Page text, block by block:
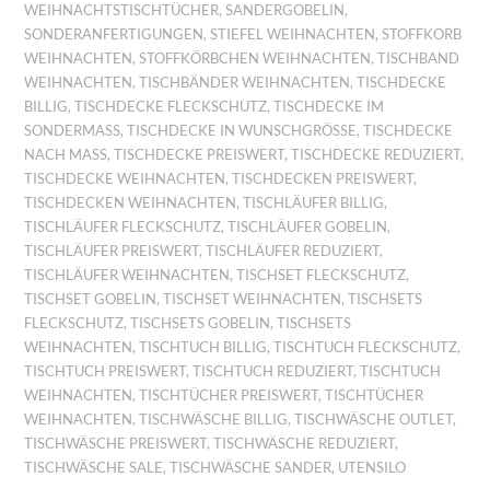
WEIHNACHTSTISCHTÜCHER,SANDERGOBELIN,
SONDERANFERTIGUNGEN,STIEFEL WEIHNACHTEN,STOFFKORB
WEIHNACHTEN,STOFFKÖRBCHEN WEIHNACHTEN,TISCHBAND
WEIHNACHTEN,TISCHBÄNDER WEIHNACHTEN,TISCHDECKE
BILLIG,TISCHDECKE FLECKSCHUTZ,TISCHDECKE IM
SONDERMASS ,TISCHDECKE IN WUNSCHGRÖSSE ,TISCHDECKE
NACH MASS ,TISCHDECKE PREISWERT,TISCHDECKE REDUZIERT,
TISCHDECKE WEIHNACHTEN,TISCHDECKEN PREISWERT,
TISCHDECKEN WEIHNACHTEN,TISCHLÄUFER BILLIG,
TISCHLÄUFER FLECKSCHUTZ,TISCHLÄUFER GOBELIN,
TISCHLÄUFER PREISWERT,TISCHLÄUFER REDUZIERT,
TISCHLÄUFER WEIHNACHTEN,TISCHSET FLECKSCHUTZ,
TISCHSET GOBELIN,TISCHSET WEIHNACHTEN,TISCHSETS
FLECKSCHUTZ,TISCHSETS GOBELIN,TISCHSETS
WEIHNACHTEN,TISCHTUCH BILLIG,TISCHTUCH FLECKSCHUTZ,
TISCHTUCH PREISWERT,TISCHTUCH REDUZIERT,TISCHTUCH
WEIHNACHTEN,TISCHTÜCHER PREISWERT,TISCHTÜCHER
WEIHNACHTEN,TISCHWÄSCHE BILLIG,TISCHWÄSCHE OUTLET,
TISCHWÄSCHE PREISWERT,TISCHWÄSCHE REDUZIERT,
TISCHWÄSCHE SALE,TISCHWÄSCHE SANDER, UTENSILO